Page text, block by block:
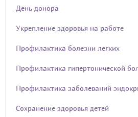
День донора
Укрепление здоровья на работе
Профилактика болезни легких
Профилактика гипертонической
Профилактика заболеваний
Сохранение здоровья детей